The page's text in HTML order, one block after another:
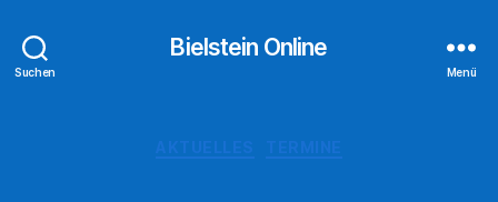
Suchen
Bielstein Online
Menü